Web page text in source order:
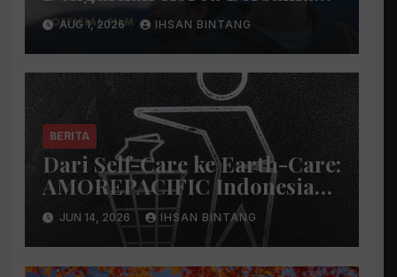
Park Bo Gum
AUG 1, 2026 IHSAN BINTANG
BERITA
Dari Self-Care ke Earth-Care:
AMOREPACIFIC Indonesia
Ciptakan Gerakan
Keberlanjutan Baru di Bali
JUN 14, 2026 IHSAN BINTANG